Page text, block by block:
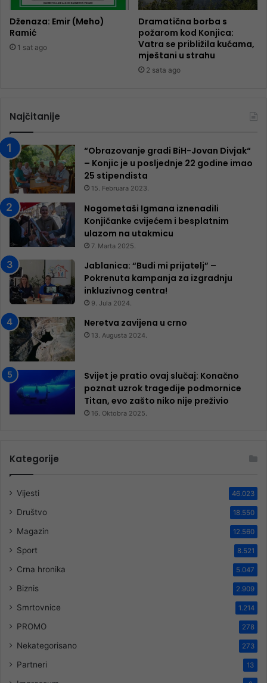
Dženaza: Emir (Meho)
Ramić
1 sat ago
Dramatična borba s
požarom kod Konjica:
Vatra se približila kućama,
mještani u strahu
2 sata ago
Najčitanije
“Obrazovanje gradi BiH-Jovan Divjak“
– Konjic je u posljednje 22 godine imao
25 ​​stipendista
15. Februara 2023.
Nogometaši Igmana iznenadili
Konjičanke cvijećem i besplatnim
ulazom na utakmicu
7. Marta 2025.
Jablanica: “Budi mi prijatelj” –
Pokrenuta kampanja za izgradnju
inkluzivnog centra!
9. Jula 2024.
Neretva zavijena u crno
13. Augusta 2024.
Svijet je pratio ovaj slučaj: Konačno
poznat uzrok tragedije podmornice
Titan, evo zašto niko nije preživio
16. Oktobra 2025.
Kategorije
Vijesti 46.023
Društvo 18.550
Magazin 12.560
Sport 8.521
Crna hronika 5.047
Biznis 2.909
Smrtovnice 1.214
PROMO 278
Nekategorisano 273
Partneri 13